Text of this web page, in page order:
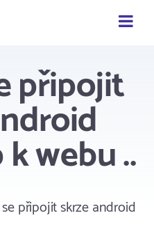
připojit
webu ..
připojit skrze android